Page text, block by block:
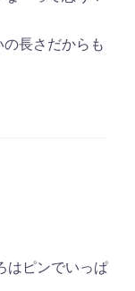
長さだからも
はピンでいっぱ